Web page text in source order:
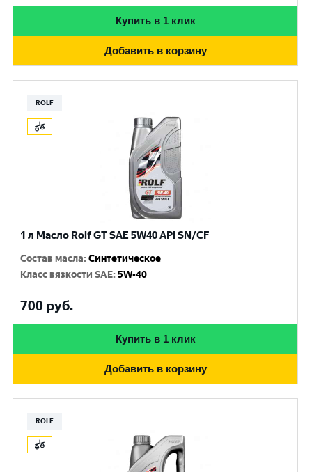
Купить в 1 клик
Добавить в корзину
ROLF
1 л Масло Rolf GT SAE 5W40 API SN/CF
Состав масла:Синтетическое
Класс вязкости SAE:5W-40
700 руб.
Купить в 1 клик
Добавить в корзину
ROLF